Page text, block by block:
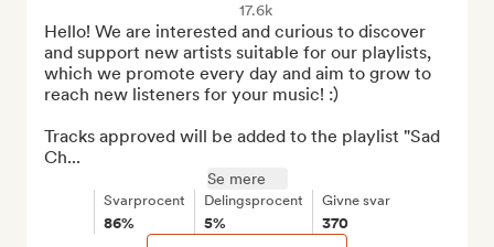
17.6k
Hello! We are interested and curious to discover
and support new artists suitable for our playlists,
which we promote every day and aim to grow to
reach new listeners for your music! :)
Tracks approved will be added to the playlist "Sad
Ch...
Se mere
Svarprocent
86%
Delingsprocent
5%
Givne svar
370